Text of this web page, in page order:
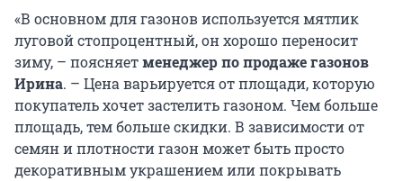
«В основном для газонов используется мятлик
луговой стопроцентный, он хорошо переносит
зиму, – поясняетменеджер по продаже газонов
Ирина. – Цена варьируется от площади, которую
покупатель хочет застелить газоном. Чем больше
площадь, тем больше скидки. В зависимости от
семян и плотности газон может быть просто
декоративным украшением или покрывать